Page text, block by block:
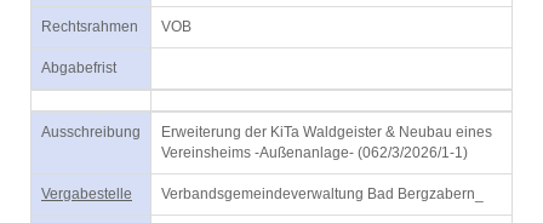
Rechtsrahmen VOB
Abgabefrist
Ausschreibung
Erweiterung der KiTa Waldgeister & Neubau eines
Vereinsheims -Außenanlage- (062/3/2026/1-1)
Vergabestelle Verbandsgemeindeverwaltung Bad Bergzabern_